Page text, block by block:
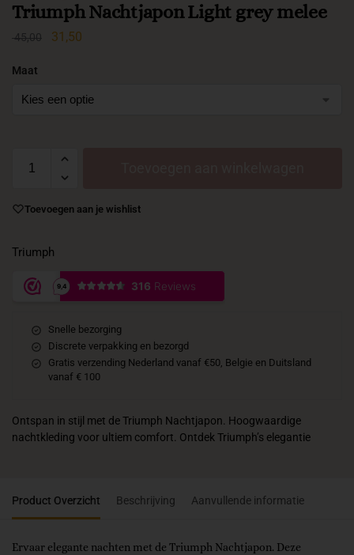
Triumph Nachtjapon Light grey melee
45,00 31,50
Maat
Toevoegen aan je wishlist
Triumph
Snelle bezorging
Discrete verpakking en bezorgd
Gratis verzending Nederland vanaf €50, Belgie en Duitsland
vanaf € 100
Ontspan in stijl met de Triumph Nachtjapon. Hoogwaardige
nachtkleding voor ultiem comfort. Ontdek Triumph’s elegantie
Product Overzicht Beschrijving Aanvullende informatie
Ervaar elegante nachten met de Triumph Nachtjapon. Deze